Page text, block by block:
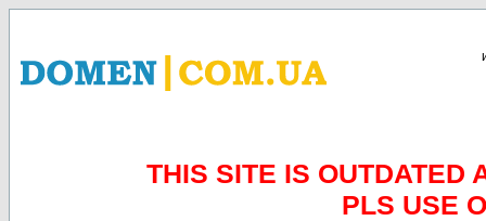
THIS SITE IS OUTDATED
PLS USE